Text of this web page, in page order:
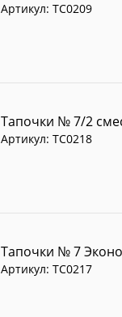
Артикул:TC0209
Тапочки № 7/2
Артикул:TC0218
Тапочки № 7
Артикул:TC0217